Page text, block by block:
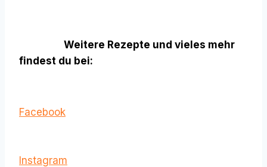
Weitere Rezepte und vieles mehr
findest du bei:
Facebook
Instagram